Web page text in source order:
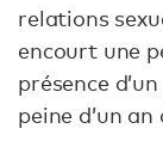
relations
encourt une
présence
peine d’un